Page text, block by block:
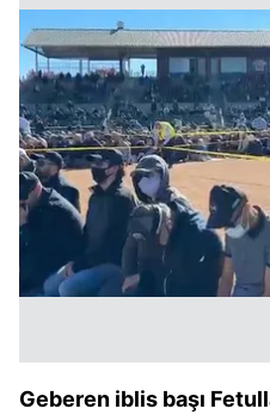
Geberen iblis başı